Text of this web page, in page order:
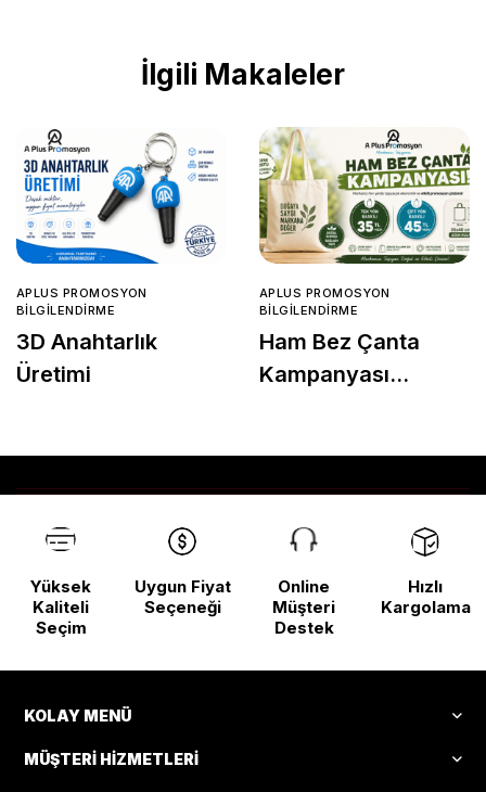
İlgili Makaleler
APLUS PROMOSYON
BILGILENDIRME
3D Anahtarlık
Üretimi
APLUS PROMOSYON
BILGILENDIRME
Ham Bez Çanta
Kampanyası
Yüksek
Kaliteli
Seçim
Uygun Fiyat
Seçeneği
Online
Müşteri
Destek
Hızlı
Kargolama
KOLAY MENÜ
MÜŞTERI HIZMETLERI